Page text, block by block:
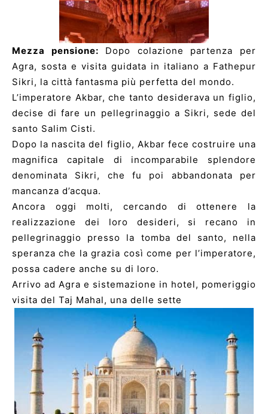
Mezza pensione: Dopo colazione partenza per
Agra, sosta e visita guidata in italiano a Fathepur
Sikri, la città fantasma più perfetta del mondo.
L’imperatore Akbar, che tanto desiderava un figlio,
decise di fare un pellegrinaggio a Sikri, sede del
santo Salim Cisti.
Dopo la nascita del figlio, Akbar fece costruire una
magnifica capitale di incomparabile splendore
denominata Sikri, che fu poi abbandonata per
mancanza d’acqua.
Ancora oggi molti, cercando di ottenere la
realizzazione dei loro desideri, si recano in
pellegrinaggio presso la tomba del santo, nella
speranza che la grazia così come per l’imperatore,
possa cadere anche su di loro.
Arrivo ad Agra e sistemazione in hotel, pomeriggio
visita del Taj Mahal, una delle sette